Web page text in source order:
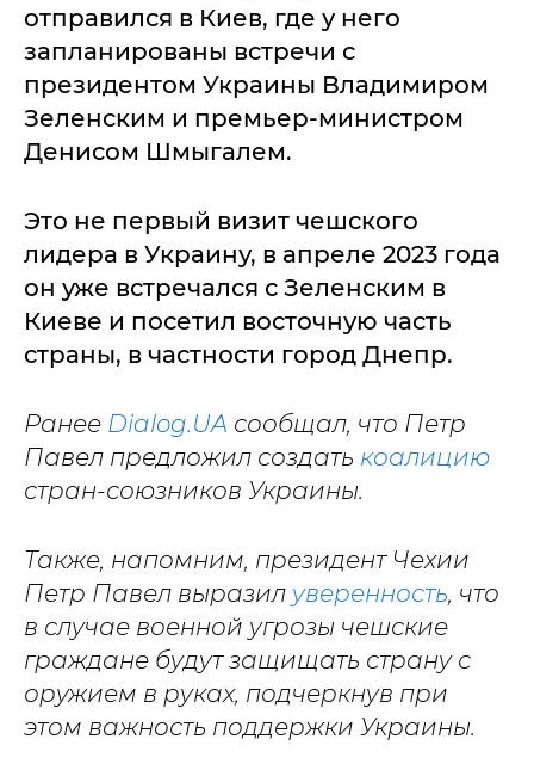
отправился в Киев, где у него
запланированы встречи с
президентом Украины Владимиром
Зеленским и премьер-министром
Денисом Шмыгалем.
Это не первый визит чешского
лидера в Украину, в апреле 2023 года
он уже встречался с Зеленским в
Киеве и посетил восточную часть
страны, в частности город Днепр.
Ранее Dialog.UA сообщал, что Петр
Павел предложил создать коалицию
стран-союзников Украины.
Также, напомним, президент Чехии
Петр Павел выразил уверенность, что
в случае военной угрозы чешские
граждане будут защищать страну с
оружием в руках, подчеркнув при
этом важность поддержки Украины.